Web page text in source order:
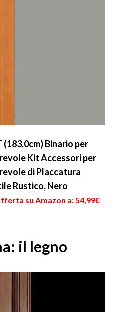
(183.0cm) Binario per
Kit Accessori per
di Placcatura
Rustico, Nero
su Amazon a: 54,99€
il legno